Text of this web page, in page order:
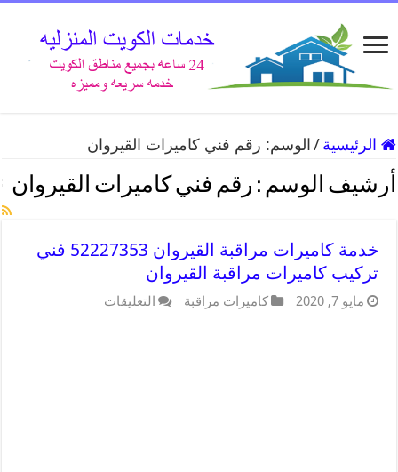
الرئيسية / الوسم: رقم فني كاميرات القيروان
أرشيف الوسم : رقم فني كاميرات القيروان
خدمة كاميرات مراقبة القيروان 52227353 فني
تركيب كاميرات مراقبة القيروان
مايو 7, 2020 كاميرات مراقبة التعليقات